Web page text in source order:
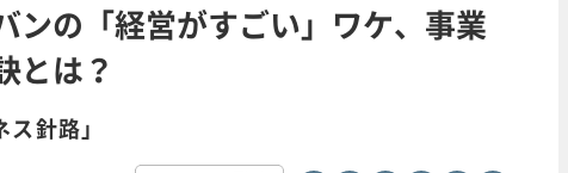
ンの「経営がすごい」ワケ、事業
とは？
針路」